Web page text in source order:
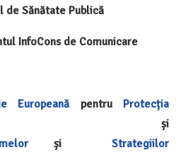
de Sănătate Publică
InfoCons de Comunicare
Europeană pentru Protecția
și Strategiilor